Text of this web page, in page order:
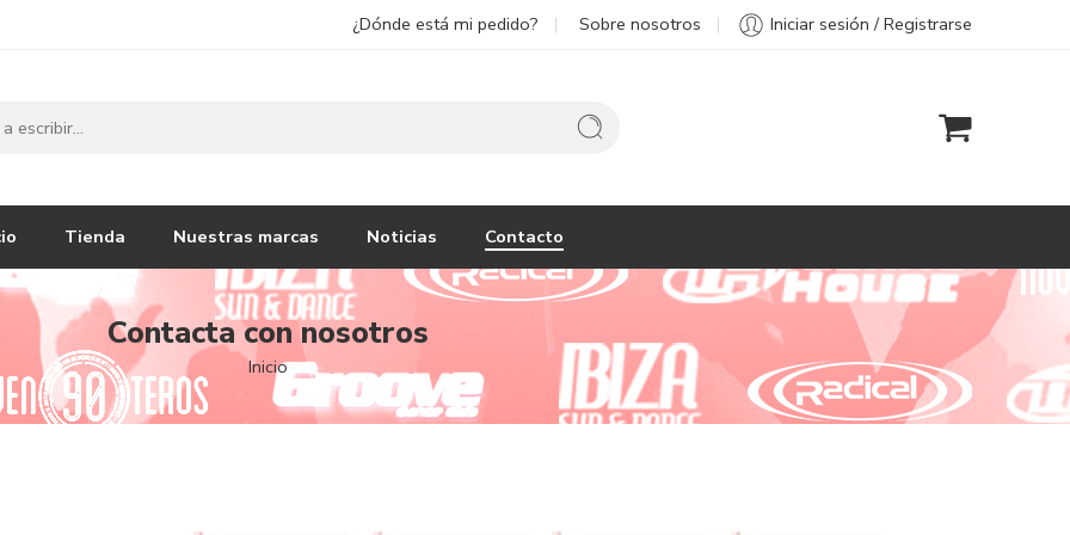
¿Dónde está mi pedido? Sobre nosotros Iniciar sesión / Registrarse
Tienda Nuestras marcas Noticias Contacto
Contacta con nosotros
Inicio